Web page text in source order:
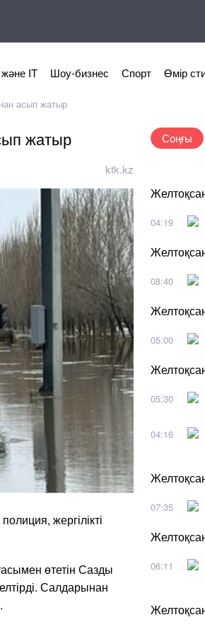
IT Шоу-бизнес Спорт Өмір
асып жатыр
жатыр
ktk.kz
жергілікті
өтетін Сазды
Салдарынан
Соңғы
04:19
08:40
05:00
05:30
04:16
07:35
06:11